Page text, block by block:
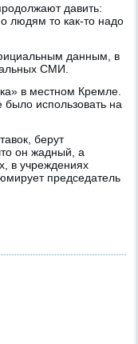
давить:
людям то как-то надо
данным, в
СМИ.
в местном Кремле.
использовать на
берут
он жадный, а
в учреждениях
председатель